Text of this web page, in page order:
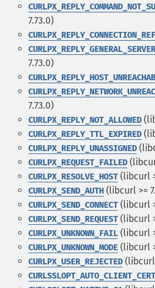
7.73.0)
7.73.0)
7.73.0)
CURLPX_REPLY_NOT_ALLOWED
CURLPX_REPLY_TTL_EXPIRED
CURLPX_REPLY_UNASSIGNED
CURLPX_REQUEST_FAILED
CURLPX_RESOLVE_HOST (libcurl
CURLPX_SEND_AUTH (libcurl >=
CURLPX_SEND_CONNECT (libcurl
CURLPX_SEND_REQUEST (libcurl
CURLPX_UNKNOWN_FAIL (libcurl
CURLPX_UNKNOWN_MODE (libcurl
CURLPX_USER_REJECTED (libcurl
CURLSSLOPT_AUTO_CLIENT_CERT